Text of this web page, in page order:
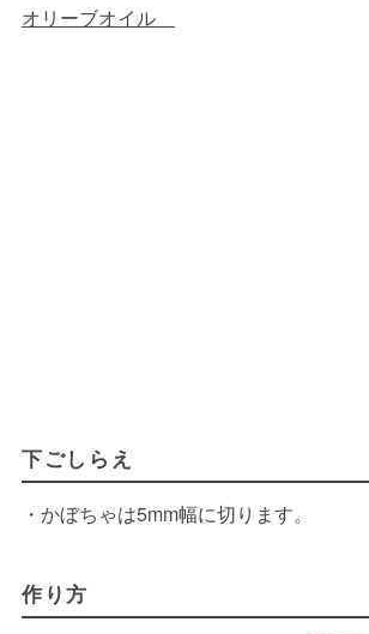
オリーブオイル
下ごしらえ
・かぼちゃは5mm幅に切ります。
作り方